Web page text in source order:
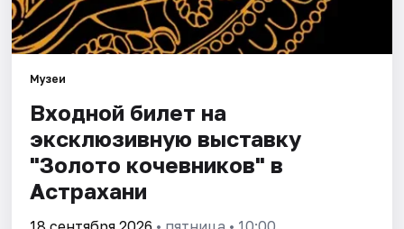
Музеи
Входной билет на
эксклюзивную выставку
"Золото кочевников" в
Астрахани